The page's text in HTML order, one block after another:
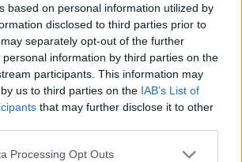
based on personal information utilized by
disclosed to third parties prior to
separately opt-out of the further
information by third parties on the
participants. This information may
us to third parties on the IAB’s List of
that may further disclose it to other
website/app uses one or more Google
Processing Opt Outs
entre Brasil e Argentina: o que está em